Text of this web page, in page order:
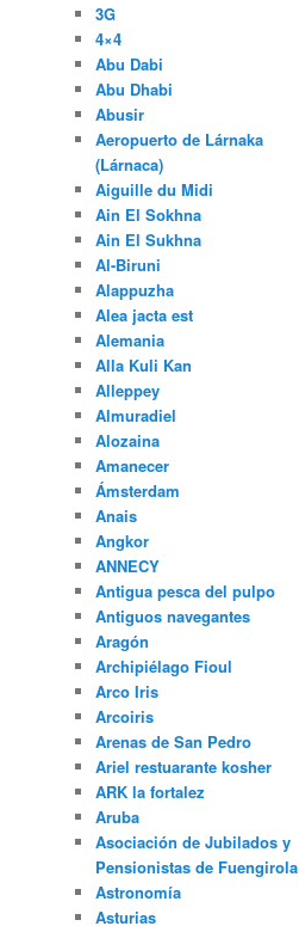
3G
4×4
Abu Dabi
Abu Dhabi
Abusir
Aeropuerto de Lárnaka
(Lárnaca)
Aiguille du Midi
Ain El Sokhna
Ain El Sukhna
Al-Biruni
Alappuzha
Alea jacta est
Alemania
Alla Kuli Kan
Alleppey
Almuradiel
Alozaina
Amanecer
Ámsterdam
Anais
Angkor
ANNECY
Antigua pesca del pulpo
Antiguos navegantes
Aragón
Archipiélago Fioul
Arco Iris
Arcoiris
Arenas de San Pedro
Ariel restuarante kosher
ARK la fortalez
Aruba
Asociación de Jubilados y
Pensionistas de Fuengirola
Astronomía
Asturias